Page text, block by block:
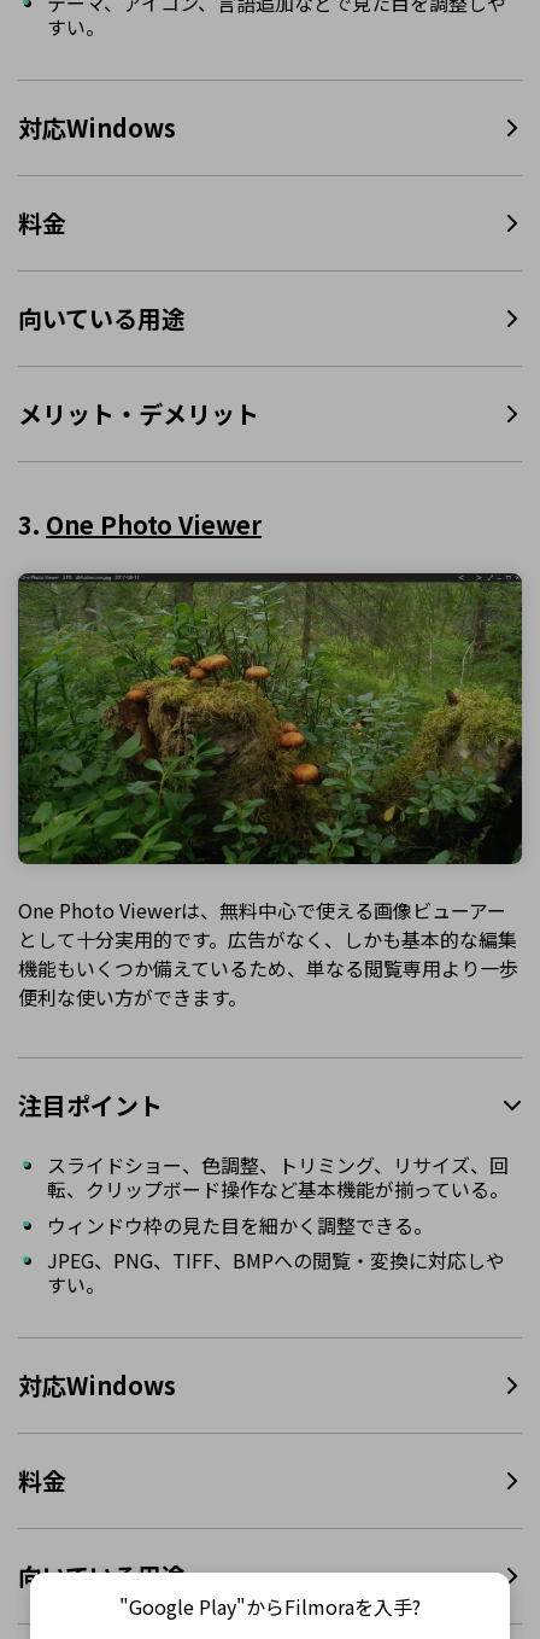
すい。
対応Windows
料金
向いている用途
メリット・デメリット
3. One Photo Viewer
One Photo Viewerは、無料中心で使える画像ビューアー
として十分実用的です。広告がなく、しかも基本的な編集
機能もいくつか備えているため、単なる閲覧専用より一歩
便利な使い方ができます。
注目ポイント
スライドショー、色調整、トリミング、リサイズ、回
転、クリップボード操作など基本機能が揃っている。
ウィンドウ枠の見た目を細かく調整できる。
JPEG、PNG、TIFF、BMPへの閲覧・変換に対応しや
すい。
対応Windows
料金
向いている用途
"Google Play"からFilmoraを入手?